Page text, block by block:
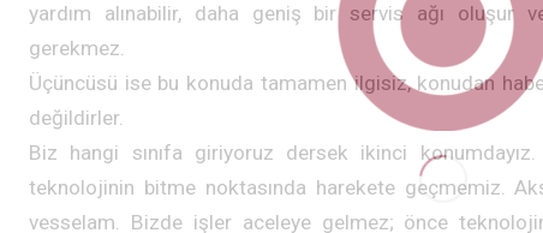
yardım alınabilir, daha geniş bir servis ağı oluşur
gerekmez.
Üçüncüsü ise bu konuda tamamen ilgisiz, konudan
değildirler.
Biz hangi sınıfa giriyoruz dersek ikinci
teknolojinin bitme noktasında harekete geçmemiz.
vesselam. Bizde işler aceleye gelmez; önce